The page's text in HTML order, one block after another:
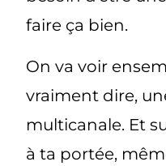
faire ça bien.
On va voir
vraiment dire,
multicanale. Et
à ta portée,